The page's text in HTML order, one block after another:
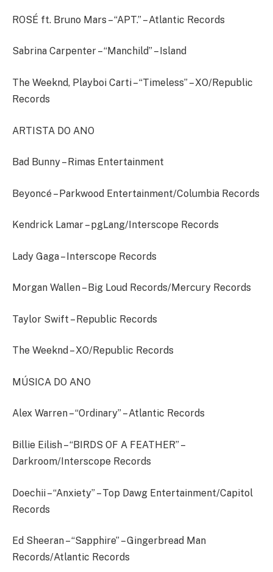
ROSÉ ft. Bruno Mars – “APT.” – Atlantic Records
Sabrina Carpenter – “Manchild” – Island
The Weeknd, Playboi Carti – “Timeless” – XO/Republic
Records
ARTISTA DO ANO
Bad Bunny – Rimas Entertainment
Beyoncé – Parkwood Entertainment/Columbia Records
Kendrick Lamar – pgLang/Interscope Records
Lady Gaga – Interscope Records
Morgan Wallen – Big Loud Records/Mercury Records
Taylor Swift – Republic Records
The Weeknd – XO/Republic Records
MÚSICA DO ANO
Alex Warren – “Ordinary” – Atlantic Records
Billie Eilish – “BIRDS OF A FEATHER” –
Darkroom/Interscope Records
Doechii – “Anxiety” – Top Dawg Entertainment/Capitol
Records
Ed Sheeran – “Sapphire” – Gingerbread Man
Records/Atlantic Records